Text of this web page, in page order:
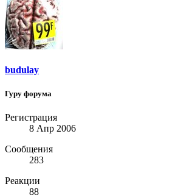
budulay
Гуру форума
Регистрация
8 Апр 2006
Сообщения
283
Реакции
88